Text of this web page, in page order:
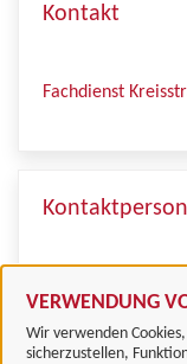
VERWENDUNG
Wir verwenden
sicherzustellen,
Kontakt
Fachdienst